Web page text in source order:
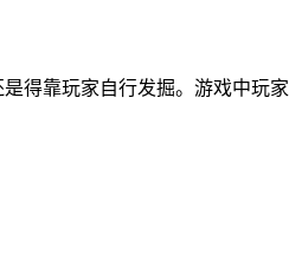
得靠玩家自行发掘。游戏中玩